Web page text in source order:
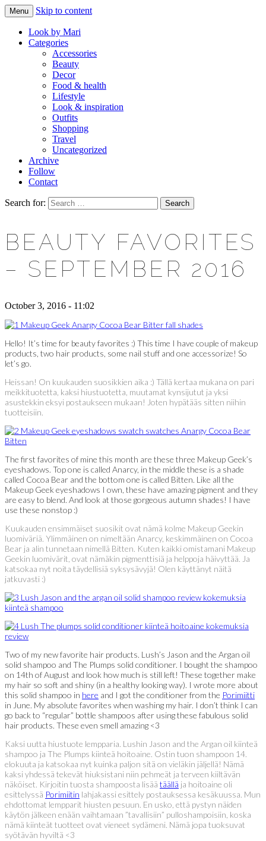
LOOK BY MARI
Makeup & beauty blog
Menu Skip to content
Look by Mari
Categories
Accessories
Beauty
Decor
Food & health
Lifestyle
Look & inspiration
Outfits
Shopping
Travel
Uncategorized
Archive
Follow
Contact
Search for:
BEAUTY FAVORITES
– SEPTEMBER 2016
October 3, 2016 - 11:02
Hello! It’s time for beauty favorites :) This time I have couple of makeup
products, two hair products, some nail stuff and one accessorize! So
let’s go.
Heissan! On kuukauden suosikkien aika :) Tällä kertaa mukana on pari
meikkituotetta, kaksi hiustuotetta, muutamat kynsijutut ja yksi
asustekkin eksyi postaukseen mukaan! Joten hypätääs sitten niihin
tuotteisiin.
The first favorites of mine this month are these three Makeup Geek’s
eyeshadows. Top one is called Anarcy, in the middle these is a shade
called Cocoa Bear and the bottom one is called Bitten. Like all the
Makeup Geek eyeshadows I own, these have amazing pigment and they
are easy to blend. And look at those gorgeous autumn shades! I have
use these nonstop :)
Kuukauden ensimmäiset suosikit ovat nämä kolme Makeup Geekin
luomiväriä. Ylimmäinen on nimeltään Anarcy, keskimmäinen on Cocoa
Bear ja alin tunnetaan nimellä Bitten. Kuten kaikki omistamani Makeup
Geekin luomivärit, ovat nämäkin pigmenttisiä ja helppoja häivyttää. Ja
katsokaa nyt noita täydellisiä syksysävyjä! Olen käyttänyt näitä
jatkuvasti :)
Two of my new favorite hair products. Lush’s Jason and the Argan oil
solid shampoo and The Plumps solid conditioner. I bought the shampoo
on 14th of August and look how much is still left! These together make
my hair so soft and shiny (in a healthy looking way). I wrote more about
this solid shampoo in here and I got the conditioner from the Porimiitti
in June. My absolute favorites when washing my hair. I don’t think I can
go back to “regular” bottle shampoos after using these fabulous solid
hair products. These even smell amazing <3
Kaksi uutta hiustuote lempparia. Lushin Jason and the Argan oil kiinteä
shampoo ja The Plumps kiinteä hoitoaine. Ostin tuon shampoon 14.
elokuuta ja katsokaa nyt kuinka paljon sitä on vieläkin jäljellä! Nämä
kaksi yhdessä tekevät hiuksistani niin pehmeät ja terveen kiiltävän
näköiset. Kirjoitin tuosta shampoosta lisää täällä ja hoitoaine oli
esittelyssä Porimiitin lahjakassi esittely postauksessa kesäkuussa. Mun
ehdottomat lempparit hiusten pesuun. En usko, että pystyn näiden
käytön jälkeen enään vaihtamaan ”tavallisiin” pulloshampoisiin, koska
nämä kiinteät tuotteet ovat vieneet sydämeni. Nämä jopa tuoksuvat
syötävän hyviltä <3